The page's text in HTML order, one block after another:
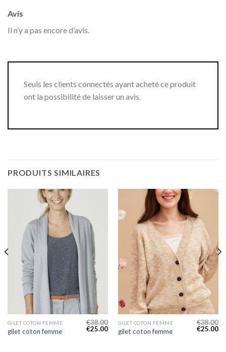
Avis
Il n’y a pas encore d’avis.
Seuls les clients connectés ayant acheté ce produit
ont la possibilité de laisser un avis.
PRODUITS SIMILAIRES
GILET COTON FEMME
gilet coton femme
€38.00
€25.00
GILET COTON FEMME
gilet coton femme
€38.00
€25.00